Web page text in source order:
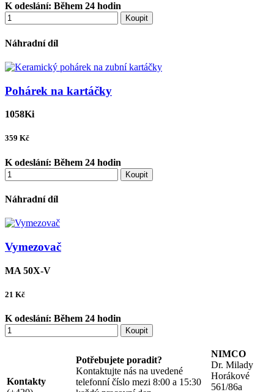
K odeslání: Během 24 hodin
Koupit
Náhradní díl
Pohárek na kartáčky
1058Ki
359 Kč
K odeslání: Během 24 hodin
Koupit
Náhradní díl
Vymezovač
MA 50X-V
21 Kč
K odeslání: Během 24 hodin
Koupit
Kontakty
Potřebujete poradit?
Kontaktujte nás na uvedené
telefonní číslo mezi 8:00 a 15:30
NIMCO
Dr. Milady
Horákové
561/86a